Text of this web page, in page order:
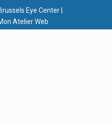
Eye Center |
Atelier Web